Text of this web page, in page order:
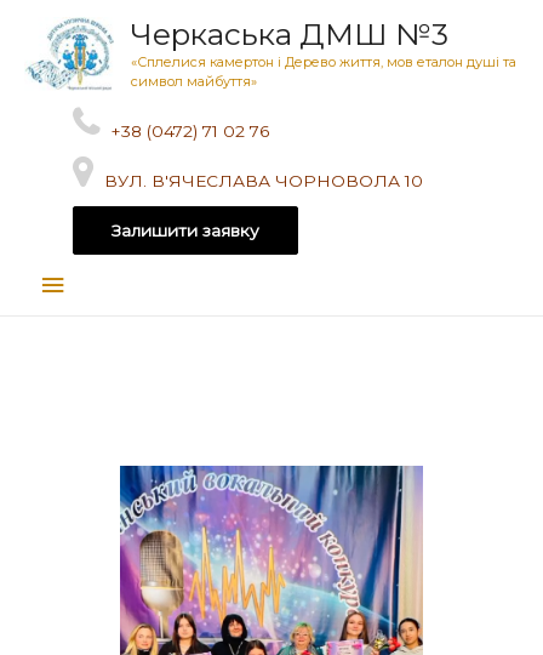
Черкаська ДМШ №3
«Сплелися камертон і Дерево життя, мов еталон душі та
символ майбуття»
+38 (0472) 71 02 76
ВУЛ. В'ЯЧЕСЛАВА ЧОРНОВОЛА 10
Залишити заявку